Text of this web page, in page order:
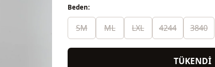
Beden:
SM ML LXL 4244 3840
TÜKENDİ